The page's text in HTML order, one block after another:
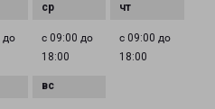
до
с 09:00 до
18:00
с 09:00 до
18:00